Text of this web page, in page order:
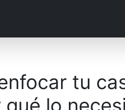
tu